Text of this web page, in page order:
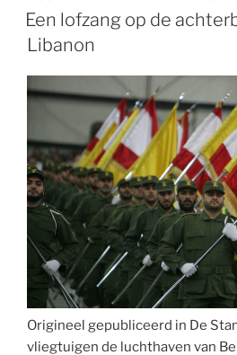
vastgoedmirakel
OP
Een lofzang op de
Libanon
Origineel gepubliceerd in De
vliegtuigen de luchthaven van